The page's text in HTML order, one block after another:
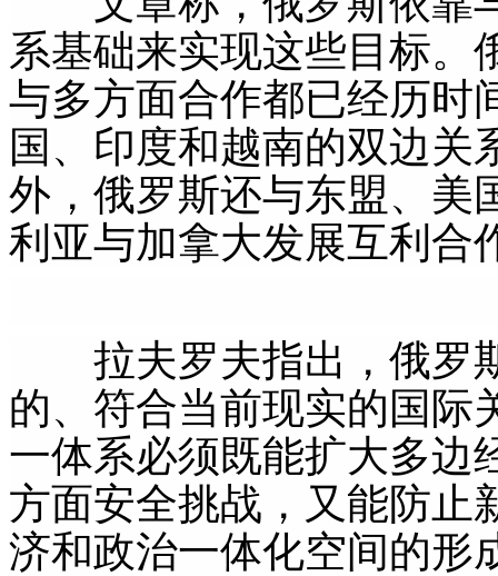
系基础来实现这些目标。
与多方面合作都已经历时
国、印度和越南的双边关
外，俄罗斯还与东盟、美
利亚与加拿大发展互利合
拉夫罗夫指出，俄罗
的、符合当前现实的国际
一体系必须既能扩大多边
方面安全挑战，又能防止
济和政治一体化空间的形